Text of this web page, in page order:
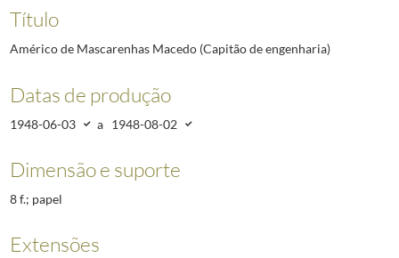
Título
Américo de Mascarenhas Macedo (Capitão de engenharia)
Datas de produção
1948-06-03 a 1948-08-02
Dimensão e suporte
8 f.; papel
Extensões